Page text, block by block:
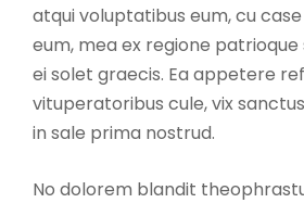
atqui voluptatibus eum, cu
eum, mea ex regione patrioque
ei solet graecis. Ea appetere
vituperatoribus cule, vix
in sale prima nostrud.
No dolorem blandit